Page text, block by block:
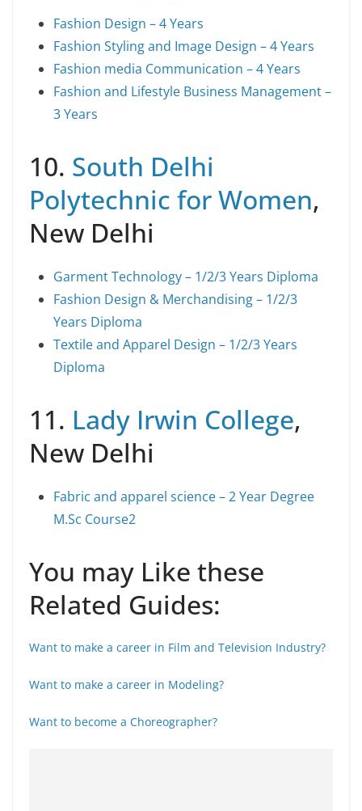
Fashion Design – 4 Years
Fashion Styling and Image Design – 4 Years
Fashion media Communication – 4 Years
Fashion and Lifestyle Business Management –
3 Years
10. South Delhi
Polytechnic for Women,
New Delhi
Garment Technology – 1/2/3 Years Diploma
Fashion Design & Merchandising – 1/2/3
Years Diploma
Textile and Apparel Design – 1/2/3 Years
Diploma
11. Lady Irwin College,
New Delhi
Fabric and apparel science – 2 Year Degree
M.Sc Course2
You may Like these
Related Guides:
Want to make a career in Film and Television Industry?
Want to make a career in Modeling?
Want to become a Choreographer?